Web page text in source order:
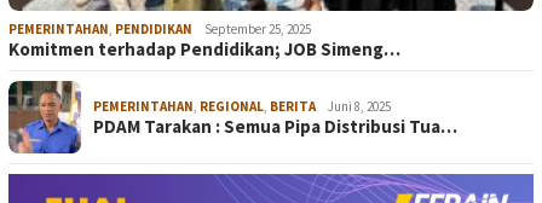
PEMERINTAHAN, PENDIDIKAN September 25, 2025
Komitmen terhadap Pendidikan; JOB Simeng…
PEMERINTAHAN, REGIONAL, BERITA Juni 8, 2025
PDAM Tarakan : Semua Pipa Distribusi Tua…